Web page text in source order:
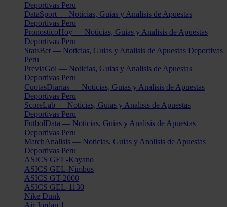
Deportivas Peru
DataSport — Noticias, Guias y Analisis de Apuestas
Deportivas Peru
PronosticoHoy — Noticias, Guias y Analisis de Apuestas
Deportivas Peru
StatsBet — Noticias, Guias y Analisis de Apuestas Deportivas
Peru
PreviaGol — Noticias, Guias y Analisis de Apuestas
Deportivas Peru
CuotasDiarias — Noticias, Guias y Analisis de Apuestas
Deportivas Peru
ScoreLab — Noticias, Guias y Analisis de Apuestas
Deportivas Peru
FutbolData — Noticias, Guias y Analisis de Apuestas
Deportivas Peru
MatchAnalisis — Noticias, Guias y Analisis de Apuestas
Deportivas Peru
ASICS GEL-Kayano
ASICS GEL-Nimbus
ASICS GT-2000
ASICS GEL-1130
Nike Dunk
Air Jordan 1